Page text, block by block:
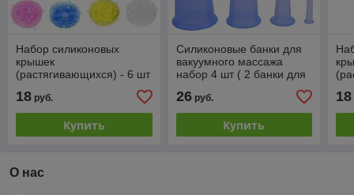
Набор силиконовых
крышек
(растягивающихся) - 6 шт
18 руб.
Купить
Силиконовые банки для
вакуумного массажа
набор 4 шт ( 2 банки для
тела, 2 банки для лица)
26руб.
Купить
18
О нас